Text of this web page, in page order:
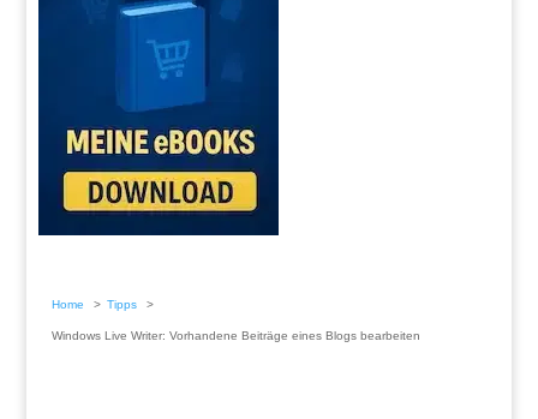
Home Tipps
Windows Live Writer: Vorhandene Beiträge eines Blogs bearbeiten